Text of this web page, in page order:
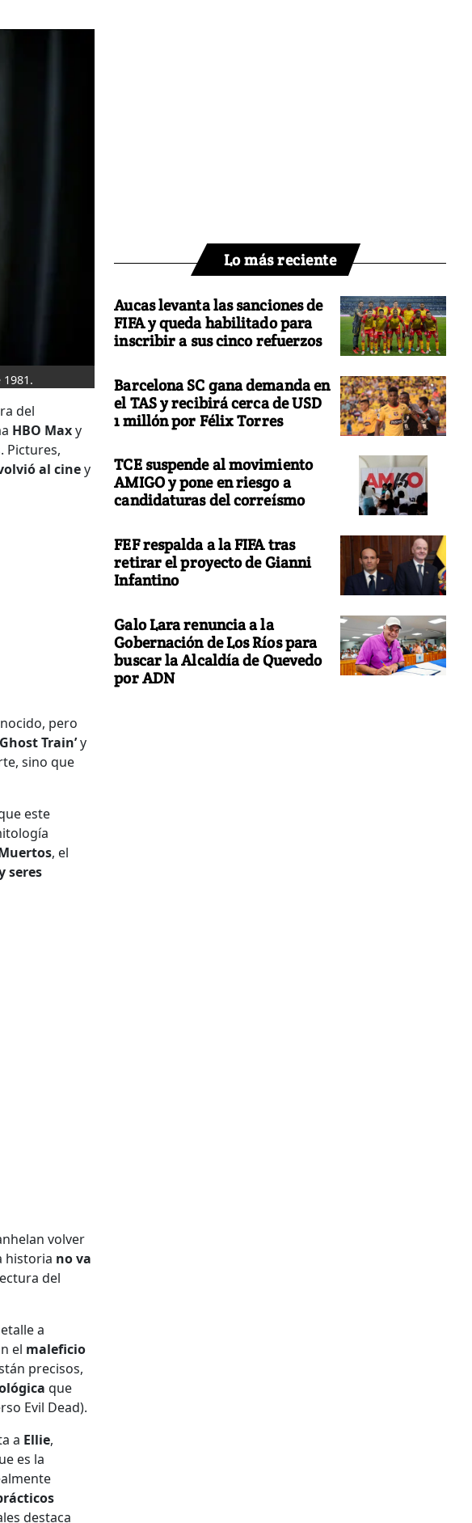
del
HBO Maxy
Pictures,
al ciney
pero
Train’y
sino que
este
, el
seres
volver
historia no va
del
a
el maleficio
precisos,
que
Evil Dead).
a Ellie,
es la
destaca
Lo más reciente
Aucas levanta las sanciones de
FIFA y queda habilitado para
inscribir a sus cinco refuerzos
Barcelona SC gana demanda en
el TAS y recibirá cerca de USD
1 millón por Félix Torres
TCE suspende al movimiento
AMIGO y pone en riesgo a
candidaturas del correísmo
FEF respalda a la FIFA tras
retirar el proyecto de Gianni
Infantino
Galo Lara renuncia a la
Gobernación de Los Ríos para
buscar la Alcaldía de Quevedo
por ADN